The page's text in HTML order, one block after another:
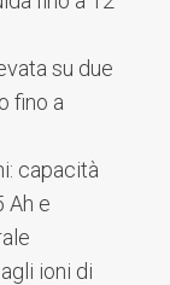
su due
fino a
capacità
Ah e
ioni di